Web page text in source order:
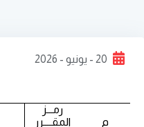
20 - يونيو - 2026
م
رمـــز
المقــــرر